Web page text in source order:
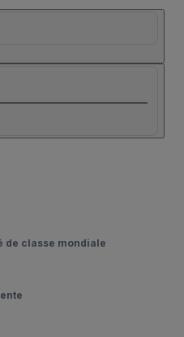
de classe mondiale